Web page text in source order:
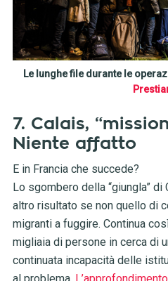
Le lunghe file durante le
7. Calais,
Niente affatto
E in Francia che succede?
Lo sgombero della “giungla” di
altro risultato se non quello di
migranti a fuggire. Continua
migliaia di persone in cerca di
continuata incapacità delle